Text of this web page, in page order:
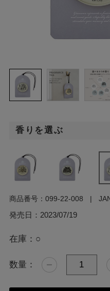
香りを選ぶ
発売日： 2023/07/19
商品番号： 099-22-008
在庫： ○
数量：